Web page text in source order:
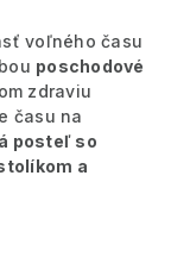
voľného času
poschodové
zdraviu
času na
posteľ so
a